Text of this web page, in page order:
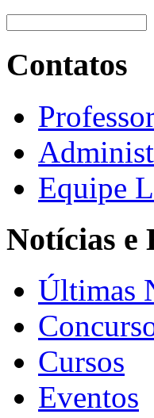
Contatos
Equipe
Notícias e
Últimas
Cursos
Eventos